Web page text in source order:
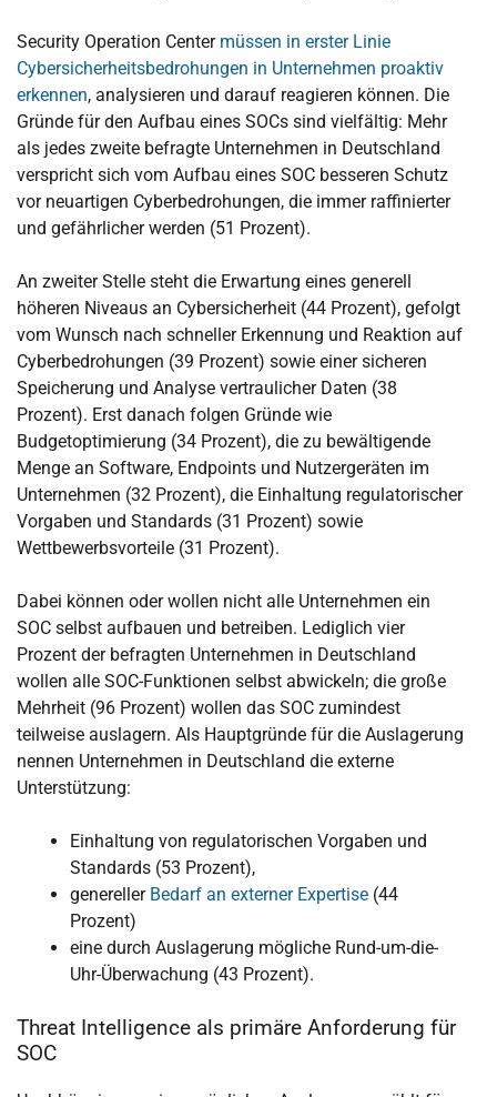
Security Operation Center müssen in erster Linie
Cybersicherheitsbedrohungen in Unternehmen proaktiv
erkennen, analysieren und darauf reagieren können. Die
Gründe für den Aufbau eines SOCs sind vielfältig: Mehr
als jedes zweite befragte Unternehmen in Deutschland
verspricht sich vom Aufbau eines SOC besseren Schutz
vor neuartigen Cyberbedrohungen, die immer raffinierter
und gefährlicher werden (51 Prozent).
An zweiter Stelle steht die Erwartung eines generell
höheren Niveaus an Cybersicherheit (44 Prozent), gefolgt
vom Wunsch nach schneller Erkennung und Reaktion auf
Cyberbedrohungen (39 Prozent) sowie einer sicheren
Speicherung und Analyse vertraulicher Daten (38
Prozent). Erst danach folgen Gründe wie
Budgetoptimierung (34 Prozent), die zu bewältigende
Menge an Software, Endpoints und Nutzergeräten im
Unternehmen (32 Prozent), die Einhaltung regulatorischer
Vorgaben und Standards (31 Prozent) sowie
Wettbewerbsvorteile (31 Prozent).
Dabei können oder wollen nicht alle Unternehmen ein
SOC selbst aufbauen und betreiben. Lediglich vier
Prozent der befragten Unternehmen in Deutschland
wollen alle SOC-Funktionen selbst abwickeln; die große
Mehrheit (96 Prozent) wollen das SOC zumindest
teilweise auslagern. Als Hauptgründe für die Auslagerung
nennen Unternehmen in Deutschland die externe
Unterstützung:
Einhaltung von regulatorischen Vorgaben und
Standards (53 Prozent),
genereller Bedarf an externer Expertise (44
Prozent)
eine durch Auslagerung mögliche Rund-um-die-
Uhr-Überwachung (43 Prozent).
Threat Intelligence als primäre Anforderung für
SOC